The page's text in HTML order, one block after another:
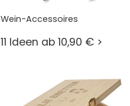
Wein-Accessoires
11 Ideen ab 10,90 € >